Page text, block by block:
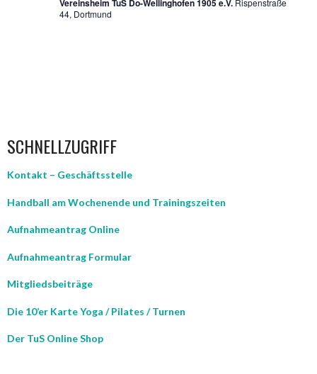
Vereinsheim TuS Do-Wellinghofen 1905 e.V. Rispenstraße
44, Dortmund
SCHNELLZUGRIFF
Kontakt – Geschäftsstelle
Handball am Wochenende und Trainingszeiten
Aufnahmeantrag Online
Aufnahmeantrag Formular
Mitgliedsbeiträge
Die 10’er Karte Yoga / Pilates / Turnen
Der TuS Online Shop